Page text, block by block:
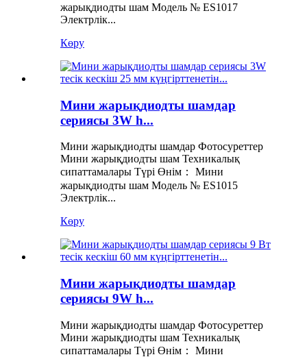
жарықдиодты шам Модель № ES1017
Электрлік...
Көру
Мини жарықдиодты шамдар
сериясы 3W h...
Мини жарықдиодты шамдар Фотосуреттер
Мини жарықдиодты шам Техникалық
сипаттамалары Түрі Өнім： Мини
жарықдиодты шам Модель № ES1015
Электрлік...
Көру
Мини жарықдиодты шамдар
сериясы 9W h...
Мини жарықдиодты шамдар Фотосуреттер
Мини жарықдиодты шам Техникалық
сипаттамалары Түрі Өнім： Мини